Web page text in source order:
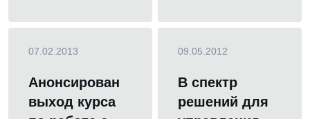
07.02.2013
Анонсирован
выход курса
09.05.2012
В спектр
решений для